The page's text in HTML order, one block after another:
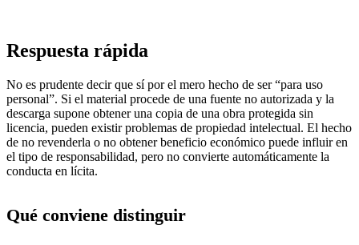
Respuesta rápida
No es prudente decir que sí por el mero hecho de ser “para uso
personal”. Si el material procede de una fuente no autorizada y la
descarga supone obtener una copia de una obra protegida sin
licencia, pueden existir problemas de propiedad intelectual. El hecho
de no revenderla o no obtener beneficio económico puede influir en
el tipo de responsabilidad, pero no convierte automáticamente la
conducta en lícita.
Qué conviene distinguir